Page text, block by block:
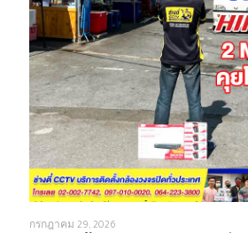
กรกฎาคม 29, 2026